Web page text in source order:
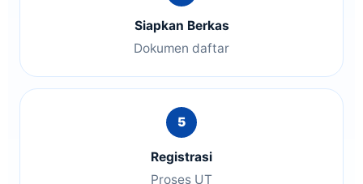
Siapkan Berkas
Dokumen daftar
Registrasi
Proses UT